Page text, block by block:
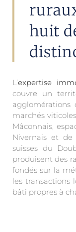
huit
L’expertise
couvre un
agglomérations
marchés
Mâconnais,
Nivernais et de
suisses du
produisent des
fondés sur la
les transactions
bâti propres à